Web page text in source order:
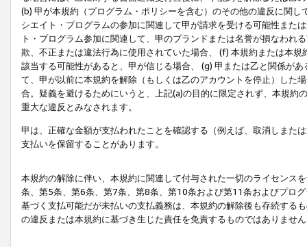
(b) 甲が本規約（プログラム・ポリシーを含む）のその他の違反に関
シエイト・プログラムの参加に関連して甲が請求を受ける可能性また
ト・プログラム参加に関連して、甲のブランドまたは名誉が損なわれ
欺、不正または違法行為に使用されていた場合、 (f) 本規約または本
該当する可能性があると、甲が信じる場合、 (g) 甲または乙と関係が
て、甲が以前に本規約を解除（もしくは乙のアカウントを停止）した
合。疑義を避けるためにいうと、上記(a)の目的に限定されず、本規
重大な違反とみなされます。
甲は、正確な金額が支払われたことを確認する（例えば、取消しまた
支払いを保留することがあります。
本規約の解除に伴い、本規約に関連して付与された一切のライセンス
条、第5条、第6条、第7条、第8条、第10条および第11条およびプロ
基づく支払可能だが未払いの支払義務は、本規約の解除後も存続する
の違反または本規約に基づき生じた責任を免責するものではありませ